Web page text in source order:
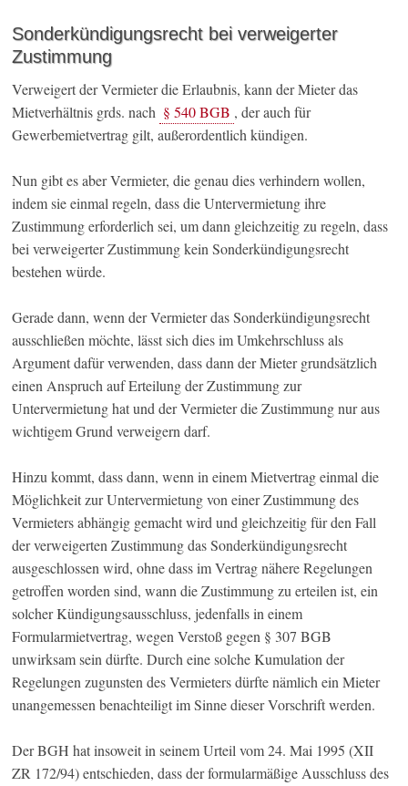
Sonderkündigungsrecht bei verweigerter
Zustimmung
Verweigert der Vermieter die Erlaubnis, kann der Mieter das
Mietverhältnis grds. nach § 540 BGB , der auch für
Gewerbemietvertrag gilt, außerordentlich kündigen.
Nun gibt es aber Vermieter, die genau dies verhindern wollen,
indem sie einmal regeln, dass die Untervermietung ihre
Zustimmung erforderlich sei, um dann gleichzeitig zu regeln, dass
bei verweigerter Zustimmung kein Sonderkündigungsrecht
bestehen würde.
Gerade dann, wenn der Vermieter das Sonderkündigungsrecht
ausschließen möchte, lässt sich dies im Umkehrschluss als
Argument dafür verwenden, dass dann der Mieter grundsätzlich
einen Anspruch auf Erteilung der Zustimmung zur
Untervermietung hat und der Vermieter die Zustimmung nur aus
wichtigem Grund verweigern darf.
Hinzu kommt, dass dann, wenn in einem Mietvertrag einmal die
Möglichkeit zur Untervermietung von einer Zustimmung des
Vermieters abhängig gemacht wird und gleichzeitig für den Fall
der verweigerten Zustimmung das Sonderkündigungsrecht
ausgeschlossen wird, ohne dass im Vertrag nähere Regelungen
getroffen worden sind, wann die Zustimmung zu erteilen ist, ein
solcher Kündigungsausschluss, jedenfalls in einem
Formularmietvertrag, wegen Verstoß gegen § 307 BGB
unwirksam sein dürfte. Durch eine solche Kumulation der
Regelungen zugunsten des Vermieters dürfte nämlich ein Mieter
unangemessen benachteiligt im Sinne dieser Vorschrift werden.
Der BGH hat insoweit in seinem Urteil vom 24. Mai 1995 (XII
ZR 172/94) entschieden, dass der formularmäßige Ausschluss des